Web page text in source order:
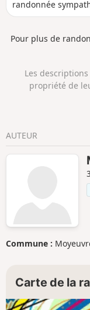
randonnée
ainsi mieux
Pour plus de
Les
propriété de
AUTEUR
Commune :
Carte de la